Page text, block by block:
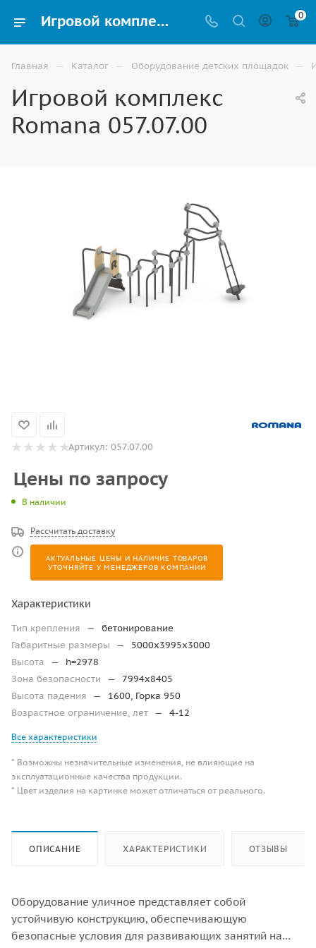
Игровой комплекс Romana 057.07.00 купить для улицы в Волгограде 0
Главная — Каталог — Оборудование детских площадок —
Игровой комплекс
Romana 057.07.00
Артикул: 057.07.00
Цены по запросу
В наличии
Рассчитать доставку
АКТУАЛЬНЫЕ ЦЕНЫ И НАЛИЧИЕ ТОВАРОВ
УТОЧНЯЙТЕ У МЕНЕДЖЕРОВ КОМПАНИИ
Характеристики
Тип крепления —
бетонирование
Габаритные размеры
—
5000х3995х3000
Высота
—
h=2978
Зона безопасности
—
7994x8405
Высота падения
—
1600, Горка 950
Возрастное ограничение, лет — 4-12
Все характеристики
* Возможны незначительные изменения, не влияющие на
эксплуатационные качества продукции.
* Цвет изделия на картинке может отличаться от реального.
ОПИСАНИЕ ХАРАКТЕРИСТИКИ ОТЗЫВЫ
Оборудование уличное представляет собой
устойчивую конструкцию, обеспечивающую
безопасные условия для развивающих занятий на